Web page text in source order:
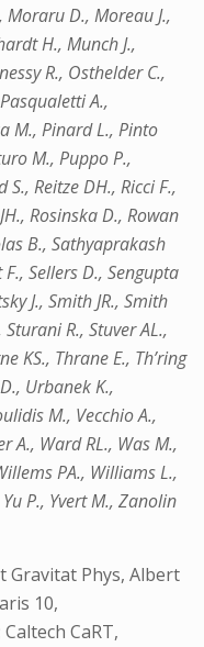
D., Moreau J.,
H., Munch J.,
R., Osthelder C.,
A.,
M., Pinard L., Pinto
M., Puppo P.,
Reitze DH., Ricci F.,
Rosinska D., Rowan
B., Sathyaprakash
F., Sellers D., Sengupta
J., Smith JR., Smith
R., Stuver AL.,
KS., Thrane E., Th’ring
Urbanek K.,
M., Vecchio A.,
A., Ward RL., Was M.,
PA., Williams L.,
P., Yvert M., Zanolin
Gravitat Phys, Albert
10,
CaRT,